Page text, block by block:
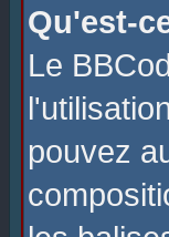
Qu'est-
Le
pouvez